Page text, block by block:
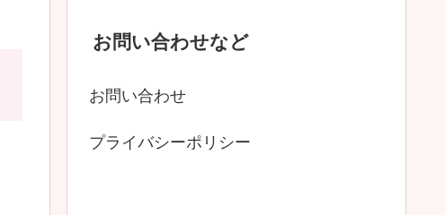
お問い合わせなど
お問い合わせ
プライバシーポリシー